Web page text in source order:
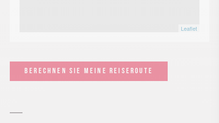
Leaflet
BERECHNEN SIE MEINE REISEROUTE